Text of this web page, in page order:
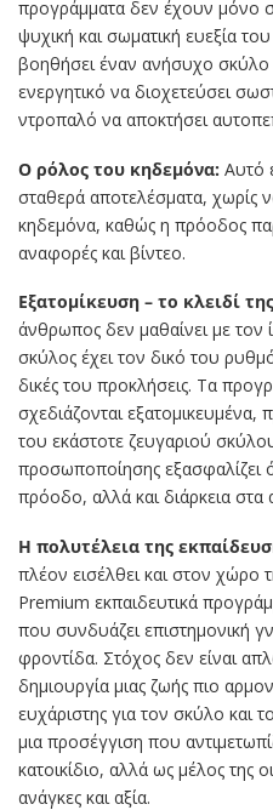
προγράμματα δεν έχουν μόνο
ψυχική και σωματική ευεξία
βοηθήσει έναν ανήσυχο σκύλο
ενεργητικό να διοχετεύσει
ντροπαλό να αποκτήσει
Ο ρόλος του κηδεμόνα: Αυτό
σταθερά αποτελέσματα, χωρίς
κηδεμόνα, καθώς η πρόοδος
αναφορές και βίντεο.
Εξατομίκευση – το κλειδί
άνθρωπος δεν μαθαίνει με τον
σκύλος έχει τον δικό του
δικές του προκλήσεις. Τα
σχεδιάζονται
του εκάστοτε ζευγαριού
προσωποποίησης εξασφαλίζει
πρόοδο, αλλά και διάρκεια στα
Η πολυτέλεια της
πλέον εισέλθει και στον χώρο
Premium εκπαιδευτικά
που συνδυάζει επιστημονική
φροντίδα. Στόχος δεν είναι
δημιουργία μιας ζωής πιο
ευχάριστης για τον σκύλο και
μια προσέγγιση που
κατοικίδιο, αλλά ως μέλος της
ανάγκες και αξία.